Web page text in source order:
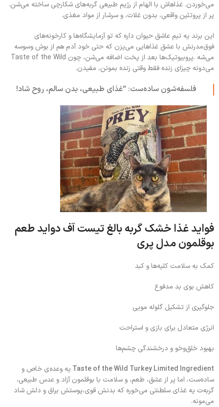
می‌خوردن. غذاهاش با الهام از رژیم طبیعی گربه‌های شکارچی ساخته می‌شن.
پر از پروتئین واقعی، بدون غلات، و سرشار از مواد مغذی.
این برند یه تیم عاشق حیوان داره که تو آزمایشگاه‌ها و کارخونه‌های
فوق‌مدرنش با عشق غذاهایی می‌پزن که حتی خود آدم هم از بوش وسوسه
می‌شه .پروبیوتیک‌ها بعد از پخت اضافه می‌شن، چون Taste of the Wild
می‌دونه چیزای زنده فقط وقتی زنده بمونن، مفیدن.
فلسفه‌شون ساده‌ست: “غذای طبیعی، بدن سالم، روح شاد!
فواید غذا خشک گربه بالغ تیست آف دواید طعم
بوقلمون مدل پری
کمک به سلامت کلیه‌ها و کبد
کاهش بوی بد مدفوع
جلوگیری از تشکیل گلوله مویی
انرژی متعادل برای بازی و استراحت
بهبود خلق‌وخو و درخشندگی چشم‌ها
Taste of the Wild Turkey Limited Ingredient یه وعده‌ی خاص و
ساده‌ست، اما پر از عشق، طعم، و سلامت با بوقلمون آزاد و عدس طبیعی،
گربه‌ت یه غذای سلطنتی می‌خوره که بدنش قوی،پوستش براق و دلش شاد
می‌مونه.